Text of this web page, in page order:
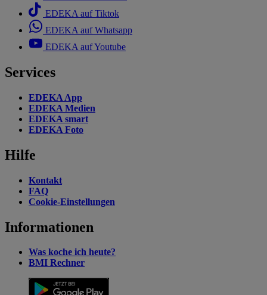
EDEKA auf Tiktok
EDEKA auf Whatsapp
EDEKA auf Youtube
Services
EDEKA App
EDEKA Medien
EDEKA smart
EDEKA Foto
Hilfe
Kontakt
FAQ
Cookie-Einstellungen
Informationen
Was koche ich heute?
BMI Rechner